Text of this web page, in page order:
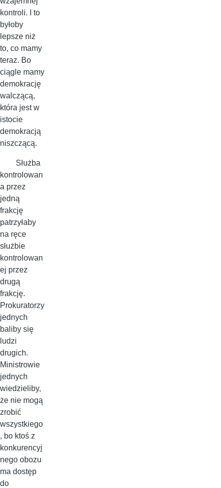
kontroli. I to
byłoby
lepsze niż
to, co mamy
teraz. Bo
ciągle mamy
demokrację
walczącą,
która jest w
istocie
demokracją
niszczącą.
Służba
kontrolowan
a przez
jedną
frakcję
patrzyłaby
na ręce
służbie
kontrolowan
ej przez
drugą
frakcję.
Prokuratorzy
jednych
baliby się
ludzi
drugich.
Ministrowie
jednych
wiedzieliby,
że nie mogą
zrobić
wszystkiego
, bo ktoś z
konkurencyj
nego obozu
ma dostęp
do